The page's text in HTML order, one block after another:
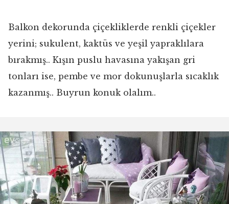
Balkon dekorunda çiçekliklerde renkli çiçekler
yerini; sukulent, kaktüs ve yeşil yapraklılara
bırakmış.. Kışın puslu havasına yakışan gri
tonları ise, pembe ve mor dokunuşlarla sıcaklık
kazanmış.. Buyrun konuk olalım..